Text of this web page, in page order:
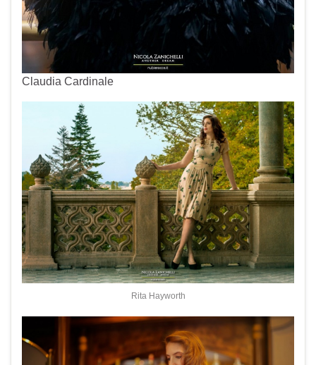
Claudia Cardinale
Rita Hayworth